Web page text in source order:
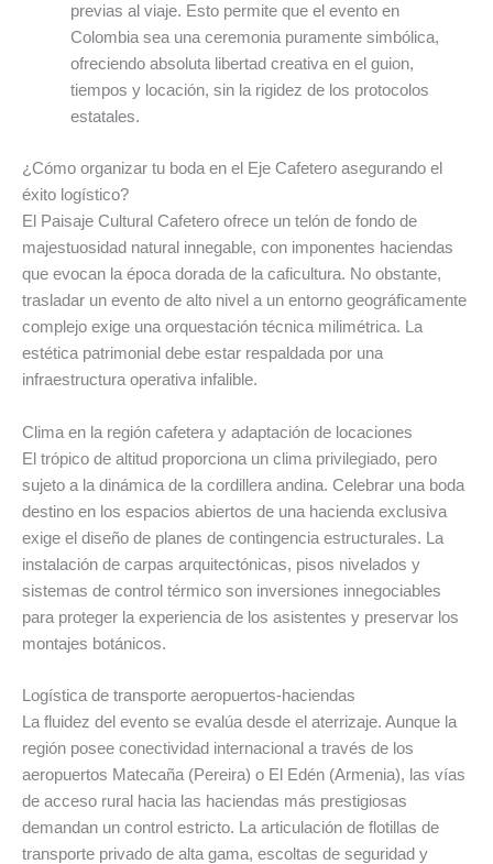
previas al viaje. Esto permite que el evento en
Colombia sea una ceremonia puramente simbólica,
ofreciendo absoluta libertad creativa en el guion,
tiempos y locación, sin la rigidez de los protocolos
estatales.
¿Cómo organizar tu boda en el Eje Cafetero asegurando el
éxito logístico?
El Paisaje Cultural Cafetero ofrece un telón de fondo de
majestuosidad natural innegable, con imponentes haciendas
que evocan la época dorada de la caficultura. No obstante,
trasladar un evento de alto nivel a un entorno geográficamente
complejo exige una orquestación técnica milimétrica. La
estética patrimonial debe estar respaldada por una
infraestructura operativa infalible.
Clima en la región cafetera y adaptación de locaciones
El trópico de altitud proporciona un clima privilegiado, pero
sujeto a la dinámica de la cordillera andina. Celebrar una boda
destino en los espacios abiertos de una hacienda exclusiva
exige el diseño de planes de contingencia estructurales. La
instalación de carpas arquitectónicas, pisos nivelados y
sistemas de control térmico son inversiones innegociables
para proteger la experiencia de los asistentes y preservar los
montajes botánicos.
Logística de transporte aeropuertos-haciendas
La fluidez del evento se evalúa desde el aterrizaje. Aunque la
región posee conectividad internacional a través de los
aeropuertos Matecaña (Pereira) o El Edén (Armenia), las vías
de acceso rural hacia las haciendas más prestigiosas
demandan un control estricto. La articulación de flotillas de
transporte privado de alta gama, escoltas de seguridad y